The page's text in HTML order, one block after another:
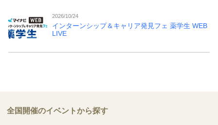
2026/10/24
インターンシップ＆キャリア発見フェ 薬学生 WEB
LIVE
全国開催のイベントから探す